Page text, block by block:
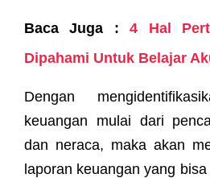
Baca Juga :4 Hal
Dipahami Untuk Belajar
Dengan
keuangan mulai dari
dan neraca, maka akan
laporan keuangan yang